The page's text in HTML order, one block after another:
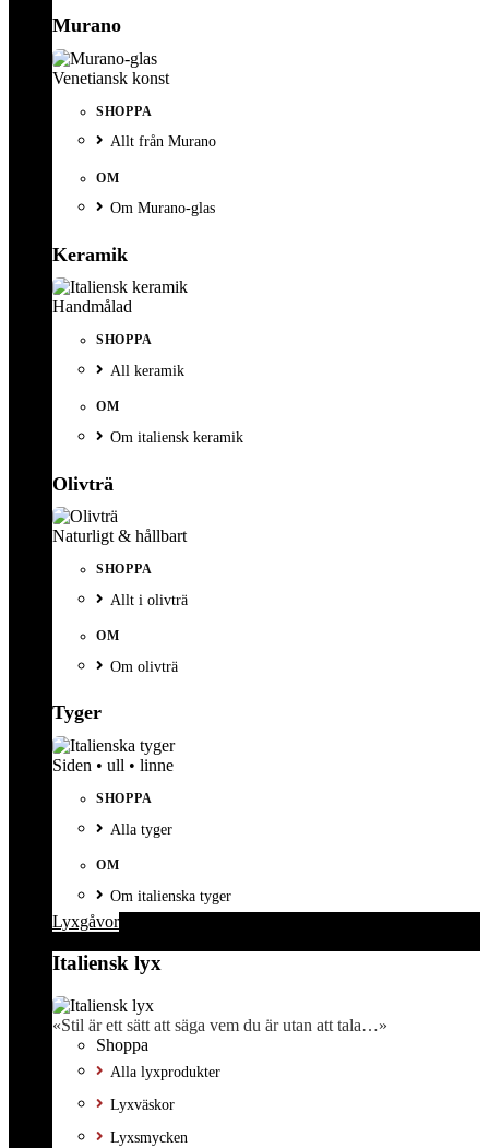
Murano
Venetiansk konst
SHOPPA
Allt från Murano
OM
Om Murano-glas
Keramik
Handmålad
SHOPPA
All keramik
OM
Om italiensk keramik
Olivträ
Naturligt & hållbart
SHOPPA
Allt i olivträ
OM
Om olivträ
Tyger
Siden • ull • linne
SHOPPA
Alla tyger
OM
Om italienska tyger
Lyxgåvor
Italiensk lyx
«Stil är ett sätt att säga vem du är utan att tala…»
Shoppa
Alla lyxprodukter
Lyxväskor
Lyxsmycken